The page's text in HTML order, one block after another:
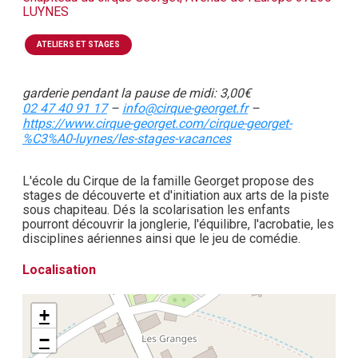
LUYNES
ATELIERS ET STAGES
garderie pendant la pause de midi: 3,00€
02 47 40 91 17– info@cirque-georget.fr–
https://www.cirque-georget.com/cirque-georget-
%C3%A0-luynes/les-stages-vacances
L'école du Cirque de la famille Georget propose des
stages de découverte et d'initiation aux arts de la piste
sous chapiteau. Dés la scolarisation les enfants
pourront découvrir la jonglerie, l'équilibre, l'acrobatie, les
disciplines aériennes ainsi que le jeu de comédie.
Localisation
+
−